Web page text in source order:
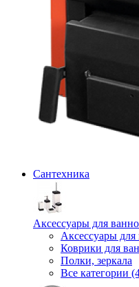
Сантехника
Аксессуары для
Аксессуары
Коврики для
Полки, зеркала
Все категории